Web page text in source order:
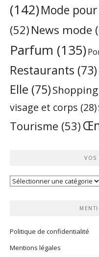
(142)Mode
(52) News mode
Parfum (135)
Restaurants (73)
Elle (75)
visage et corps (28)
Tourisme (53)
VOS
Vos
Politique de confidentialité
Mentions légales